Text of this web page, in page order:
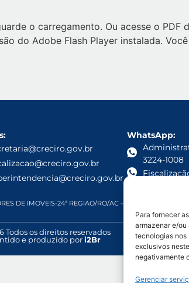
Para fornecer
armazenar e/ou
tecnologias nos
exclusivos
negativamente
Gerenciar
o carregamento. Ou acesse o
do Adobe Flash Player instalada.
WhatsApp:
3224-1008
DE IMOVEIS-24ª REGIAO/RO/AC – CNPJ: 05.968.813/
Todos os direitos reservados
e produzido pori2Br